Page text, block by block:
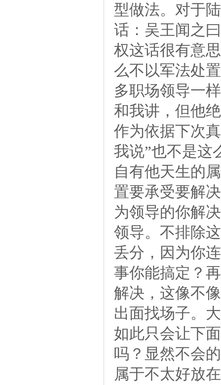
型做法。对于
话：吴王闻之
权这话很有意
么不以军法处
多职场领导一
和我讲，但他
作为依据下次
我说”也不是这
自有他天生的
置要承受要解
为领导的你解
领导。不排除
丢分，因为你
事你能搞定？
解决，这像不
出面找场子。
如此只会让下
吗？显然不会
属于不太好放